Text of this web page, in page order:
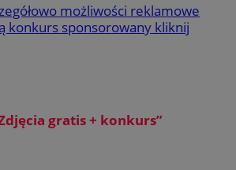
możliwości reklamowe
konkurs sponsorowany kliknij
gratis + konkurs”